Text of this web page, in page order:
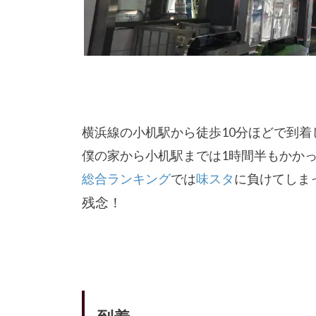
横浜線の小机駅から徒歩10分ほどで到着
僕の家から小机駅までは1時間半もかか
総合ランキングでは味スタに負けてしま
残念！